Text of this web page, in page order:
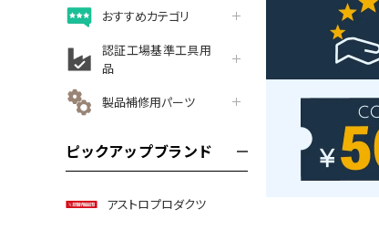
おすすめカテゴリ
認証工場基準工具用
品
製品補修用パーツ
ピックアップブランド
アストロプロダクツ